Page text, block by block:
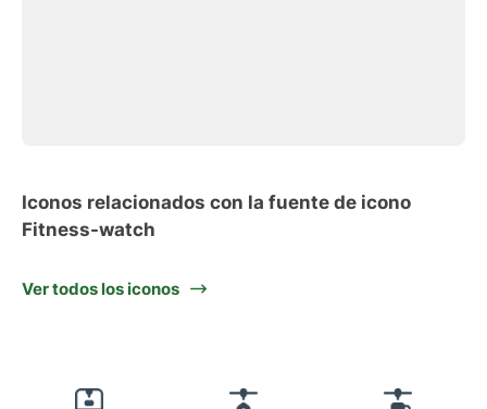
Iconos relacionados con la fuente de icono
Fitness-watch
Ver todos los iconos